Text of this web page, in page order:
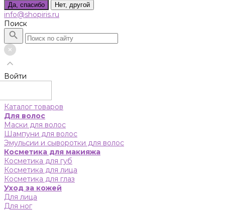
Да, спасибо Нет, другой
info@shopiris.ru
Поиск
Войти
Каталог товаров
Для волос
Маски для волос
Шампуни для волос
Эмульсии и сыворотки для волос
Косметика для макияжа
Косметика для губ
Косметика для лица
Косметика для глаз
Уход за кожей
Для лица
Для ног